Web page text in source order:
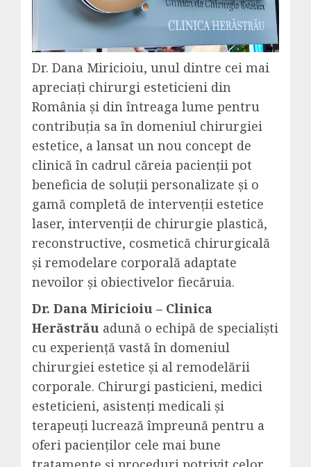
Dr. Dana Miricioiu, unul dintre cei mai
apreciați chirurgi esteticieni din
România și din întreaga lume pentru
contribuția sa în domeniul chirurgiei
estetice, a lansat un nou concept de
clinică în cadrul căreia pacienții pot
beneficia de soluții personalizate și o
gamă completă de intervenții estetice
laser, intervenții de chirurgie plastică,
reconstructive, cosmetică chirurgicală
și remodelare corporală adaptate
nevoilor și obiectivelor fiecăruia.
Dr. Dana Miricioiu – Clinica
Herăstrău adună o echipă de specialiști
cu experiență vastă în domeniul
chirurgiei estetice și al remodelării
corporale. Chirurgi pasticieni, medici
esteticieni, asistenți medicali și
terapeuți lucrează împreună pentru a
oferi pacienților cele mai bune